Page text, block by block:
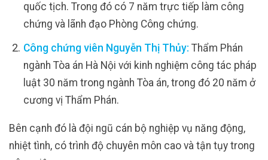
quốc tịch. Trong đó có 7 năm trực tiếp làm công
chứng và lãnh đạo Phòng Công chứng.
Công chứng viên Nguyễn Thị Thủy: Thẩm Phán
ngành Tòa án Hà Nội với kinh nghiệm công tác pháp
luật 30 năm trong ngành Tòa án, trong đó 20 năm ở
cương vị Thẩm Phán.
Bên cạnh đó là đội ngũ cán bộ nghiệp vụ năng động,
nhiệt tình, có trình độ chuyên môn cao và tận tụy trong